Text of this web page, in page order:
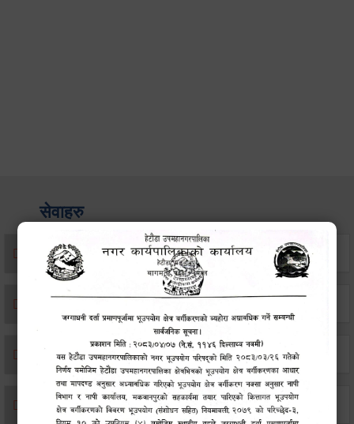
सेवाहरु
संस्था दर्ता सिफारिस
विवाह दर्ता
सम्बन्ध विच्छेद दर्ता